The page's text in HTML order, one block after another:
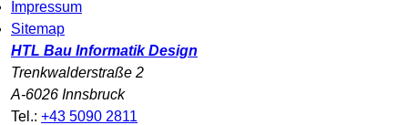
Impressum
Sitemap
HTL Bau Informatik Design
Trenkwalderstraße 2
A-6026 Innsbruck
Tel.: +43 5090 2811